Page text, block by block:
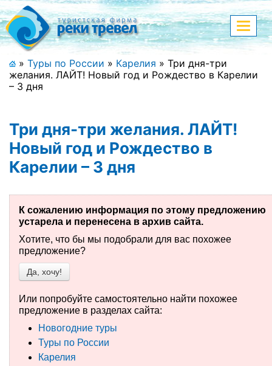
Меню
+7 (911) 182-44-68
Адрес офиса, контакты
Главная
Праздничные туры
Страны и направления
Поиск тура
Туры по России
Автобусные туры
Круизы
меню
» Туры по России » Карелия » Три дня-три
желания. ЛАЙТ! Новый год и Рождество в Карелии
– 3 дня
Три дня-три желания. ЛАЙТ!
Новый год и Рождество в
Карелии – 3 дня
К сожалению информация по этому предложению
устарела и перенесена в архив сайта.
Хотите, что бы мы подобрали для вас похожее
предложение?
Да, хочу!
Или попробуйте самостоятельно найти похожее
предложение в разделах сайта:
Новогодние туры
Туры по России
Карелия